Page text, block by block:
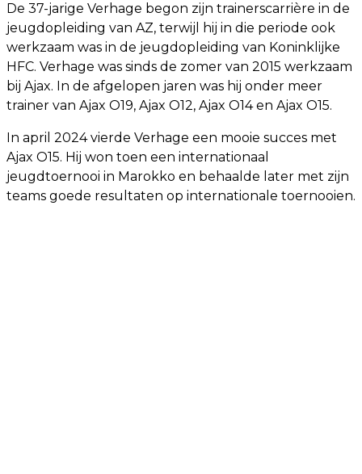
De 37-jarige Verhage begon zijn trainerscarrière in de
jeugdopleiding van AZ, terwijl hij in die periode ook
werkzaam was in de jeugdopleiding van Koninklijke
HFC. Verhage was sinds de zomer van 2015 werkzaam
bij Ajax. In de afgelopen jaren was hij onder meer
trainer van Ajax O19, Ajax O12, Ajax O14 en Ajax O15.
In april 2024 vierde Verhage een mooie succes met
Ajax O15. Hij won toen een internationaal
jeugdtoernooi in Marokko en behaalde later met zijn
teams goede resultaten op internationale toernooien.